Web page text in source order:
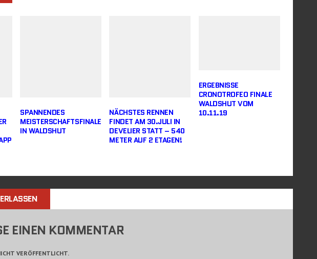
SPANNENDES
MEISTERSCHAFTSFINALE
IN WALDSHUT
NÄCHSTES RENNEN
FINDET AM 30.JULI IN
DEVELIER STATT – 540
METER AUF 2 ETAGEN!
ERGEBNISSE
CRONOTROFEO FINALE
WALDSHUT VOM
10.11.19
EINEN KOMMENTAR
VERÖFFENTLICHT.